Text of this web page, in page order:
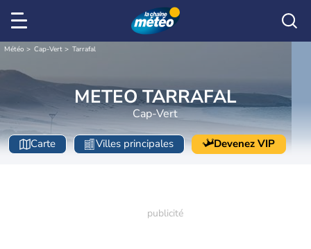
Météo Cap-Vert Tarrafal
METEO TARRAFAL
Cap-Vert
Carte Villes principales Devenez VIP